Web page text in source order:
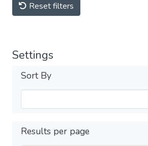
Reset filters
Settings
Sort By
Results per page